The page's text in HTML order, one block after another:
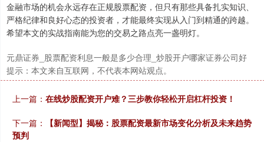
金融市场的机会永远存在正规股票配资，但只有那些具备扎实知识、
严格纪律和良好心态的投资者，才能最终实现从入门到精通的跨越。
希望本文的实战指南能为您的交易之路点亮一盏明灯。
元鼎证券_股票配资利息一般是多少合理_炒股开户哪家证券公司好
提示：本文来自互联网，不代表本网站观点。
上一篇： 在线炒股配资开户难？三步教你轻松开启杠杆投资！
下一篇：
【新闻型】揭秘：股票配资最新市场变化分析及未来趋势
预判
深证成指 14311.01 +200.89 +1.42%